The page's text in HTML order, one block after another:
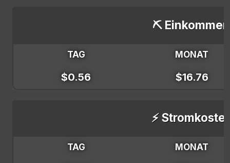
⛏️
TAG MONAT
$0.56 $16.76
⚡
TAG MONAT